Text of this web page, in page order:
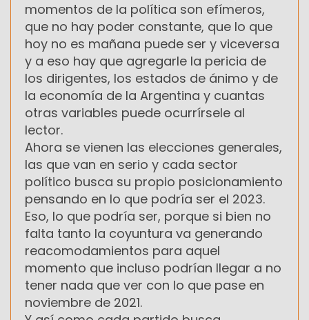
momentos de la política son efímeros,
que no hay poder constante, que lo que
hoy no es mañana puede ser y viceversa
y a eso hay que agregarle la pericia de
los dirigentes, los estados de ánimo y de
la economía de la Argentina y cuantas
otras variables puede ocurrírsele al
lector.
Ahora se vienen las elecciones generales,
las que van en serio y cada sector
político busca su propio posicionamiento
pensando en lo que podría ser el 2023.
Eso, lo que podría ser, porque si bien no
falta tanto la coyuntura va generando
reacomodamientos para aquel
momento que incluso podrían llegar a no
tener nada que ver con lo que pase en
noviembre de 2021.